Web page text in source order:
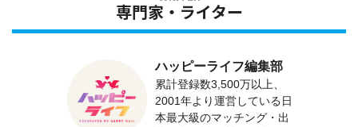
専門家・ライター
ハッピーライフ編集部
累計登録数3,500万以上、
2001年より運営している日
本最大級のマッチング・出